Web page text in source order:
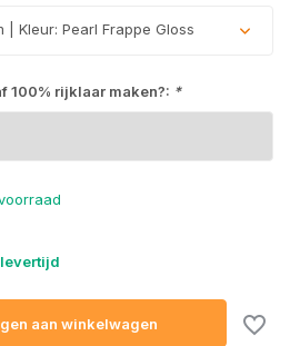
| Kleur: Pearl Frappe Gloss
Uitverkocht
100% rijklaar maken?: *
aan winkelwagen